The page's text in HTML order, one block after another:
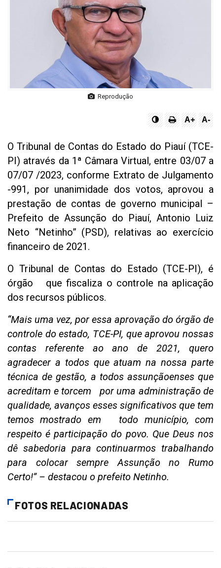
Reprodução
A+ A-
O Tribunal de Contas do Estado do Piauí (TCE-
PI) através da 1ª Câmara Virtual, entre 03/07 a
07/07 /2023, conforme Extrato de Julgamento
-991, por unanimidade dos votos, aprovou a
prestação de contas de governo municipal –
Prefeito de Assunção do Piauí, Antonio Luiz
Neto “Netinho” (PSD), relativas ao exercício
financeiro de 2021.
O Tribunal de Contas do Estado (TCE-PI), é
órgão que fiscaliza o controle na aplicação
dos recursos públicos.
“Mais uma vez, por essa aprovação do órgão de
controle do estado, TCE-PI, que aprovou nossas
contas referente ao ano de 2021, quero
agradecer a todos que atuam na nossa parte
técnica de gestão, a todos assunçãoenses que
acreditam e torcem por uma administração de
qualidade, avanços esses significativos que tem
temos mostrado em todo município, com
respeito é participação do povo. Que Deus nos
dê sabedoria para continuarmos trabalhando
para colocar sempre Assunção no Rumo
Certo!” – destacou o prefeito Netinho.
FOTOS RELACIONADAS